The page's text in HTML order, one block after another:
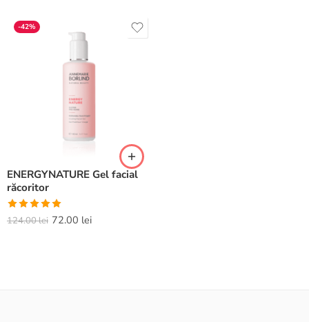
-42%
ENERGYNATURE Gel facial
răcoritor
Evaluat la
124.00lei 72.00 lei